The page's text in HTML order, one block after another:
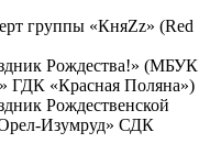
группы «КняZz» (Red
Рождества!» (МБУК
ГДК «Красная Поляна»)
Рождественской
Изумруд» СДК